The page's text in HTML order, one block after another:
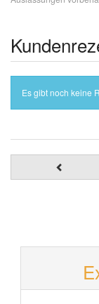
Es gibt noch keine